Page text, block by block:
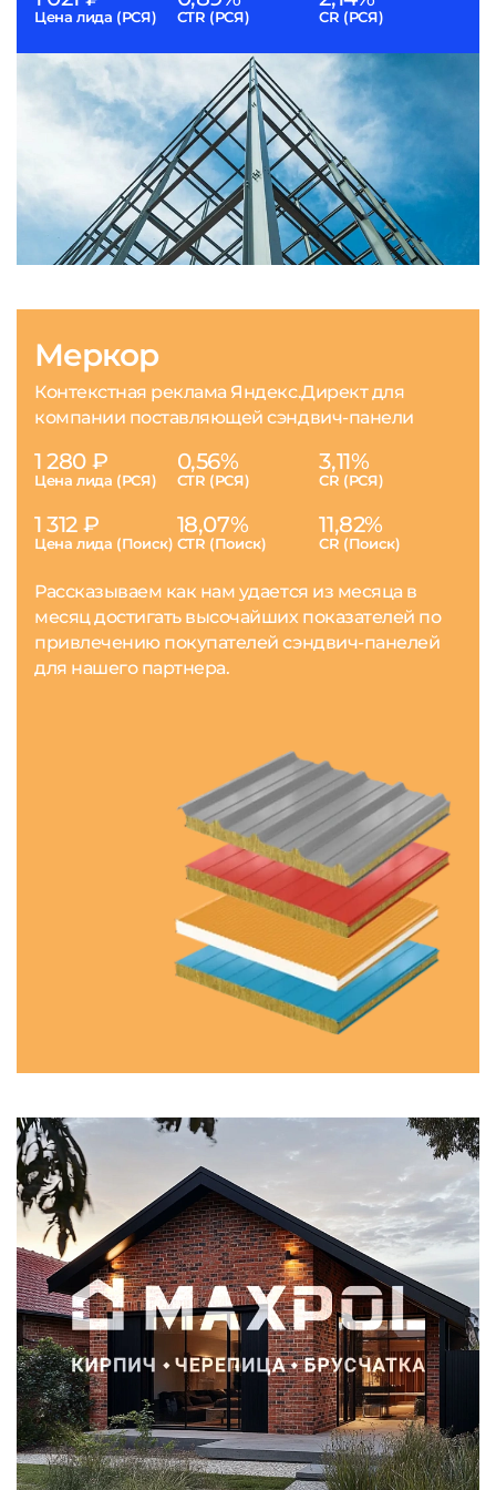
Цена лида (РСЯ) CTR (РСЯ) CR (РСЯ)
Меркор
Контекстная реклама Яндекс.Директ для
компании поставляющей сэндвич-панели
1 280 ₽
Цена лида (РСЯ)
0,56%
CTR (РСЯ)
3,11%
CR (РСЯ)
1 312 ₽
Цена лида (Поиск)
18,07%
CTR (Поиск)
11,82%
CR (Поиск)
Рассказываем как нам удается из месяца в
месяц достигать высочайших показателей по
привлечению покупателей сэндвич-панелей
для нашего партнера.